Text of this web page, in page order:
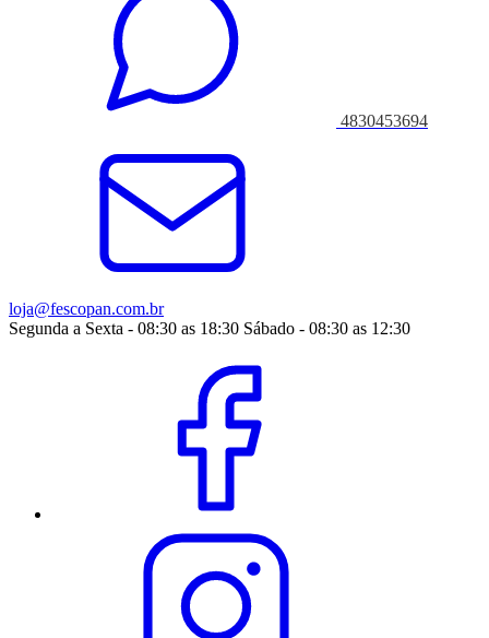
4830453694
loja@fescopan.com.br
Segunda a Sexta - 08:30 as 18:30 Sábado - 08:30 as 12:30